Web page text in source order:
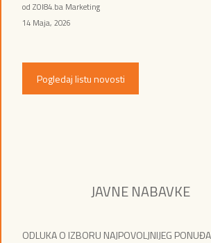
od ZOI84.ba Marketing
14 Maja, 2026
Pogledaj listu novosti
JAVNE NABAVKE
ODLUKA O IZBORU NAJPOVOLJNIJEG